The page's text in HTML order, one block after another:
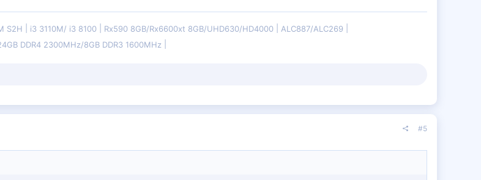
S2H i3 3110M/ i3 8100 Rx590 8GB/Rx6600xt 8GB/UHD630/HD4000
ALC887/ALC269
DDR4 2300MHz/8GB DDR3 1600MHz
#5